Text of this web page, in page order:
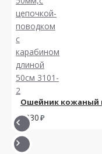
Ошейник кожаный
2230